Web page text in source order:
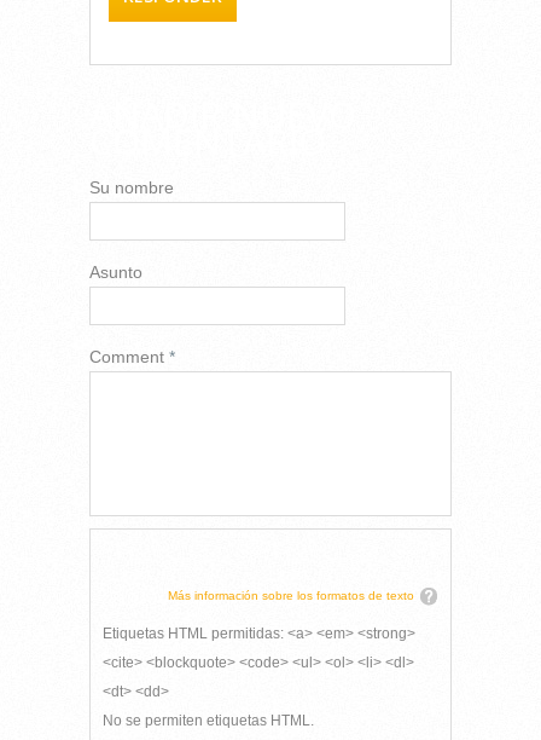
Su nombre
Asunto
Comment *
Más información sobre los formatos de texto
Etiquetas HTML permitidas: <a> <em> <strong>
<cite> <blockquote> <code> <ul> <ol> <li> <dl>
<dt> <dd>
No se permiten etiquetas HTML.